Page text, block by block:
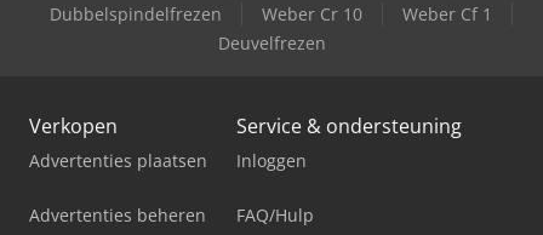
Dubbelspindelfrezen
Weber Cr 10
Weber Cf 1
Deuvelfrezen
Verkopen
Advertenties plaatsen
Advertenties beheren
Service & ondersteuning
Inloggen
FAQ/Hulp